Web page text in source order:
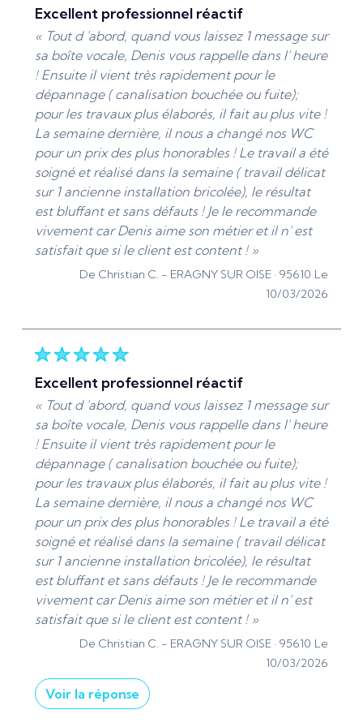
La réactivité et le conseil font partie de mes
priorités pour chaque intervention en plomberie
et chauffage. Ce sera un plaisir de vous
accompagner à nouveau pour vos futurs travaux,
que ce soit pour un dépannage, une installation
ou l’entretien de vos équipements. À très
bientôt chez ADS SANITAIRE, votre plombier
chauffagiste de confiance à Pontoise et dans
tout le secteur du Val-d’Oise ? »
De ADS Sanitaire 95 - Le 19/03/2026
excellent professionnel réactif
« Tout d 'abord, quand vous laissez 1 message sur
sa boîte vocale, Denis vous rappelle dans l' heure
! Ensuite il vient très rapidement pour le
dépannage ( canalisation bouchée ou fuite);
pour les travaux plus élaborés, il fait au plus vite !
La semaine dernière, il nous a changé nos WC
pour un prix des plus honorables ! Le travail a été
soigné et réalisé dans la semaine ( travail délicat
sur 1 ancienne installation bricolée), le résultat
est bluffant et sans défauts ! Je le recommande
vivement car Denis aime son métier et il n' est
satisfait que si le client est content ! »
De Christian C. - ERAGNY SUR OISE · 95610 Le
10/03/2026
excellent professionnel réactif
« Tout d 'abord, quand vous laissez 1 message sur
sa boîte vocale, Denis vous rappelle dans l' heure
! Ensuite il vient très rapidement pour le
dépannage ( canalisation bouchée ou fuite);
pour les travaux plus élaborés, il fait au plus vite !
La semaine dernière, il nous a changé nos WC
pour un prix des plus honorables ! Le travail a été
soigné et réalisé dans la semaine ( travail délicat
sur 1 ancienne installation bricolée), le résultat
est bluffant et sans défauts ! Je le recommande
vivement car Denis aime son métier et il n' est
satisfait que si le client est content ! »
De Christian C. - ERAGNY SUR OISE · 95610 Le
10/03/2026
Voir la réponse